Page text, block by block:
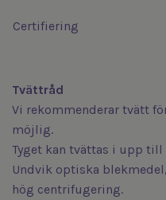
Certifiering
Tvättråd
Vi rekommenderar tvätt
möjlig.
Tyget kan tvättas i upp till
Undvik optiska
hög centrifugering.